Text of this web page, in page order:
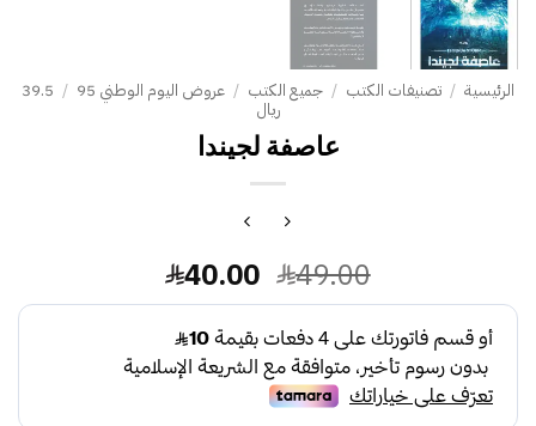
الرئيسية / تصنيفات الكتب / جميع الكتب / عروض اليوم الوطني 95 /
39.5
ريال
49.00 السعر
الأصلي
هو:
49.00.
40.00 السعر
الحالي
40.00.